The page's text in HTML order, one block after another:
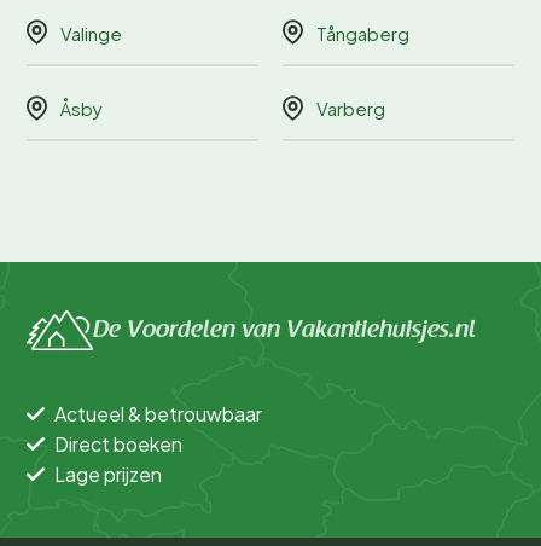
Valinge Tångaberg
Åsby Varberg
De Voordelen van Vakantiehuisjes.nl
Actueel & betrouwbaar
Direct boeken
Lage prijzen